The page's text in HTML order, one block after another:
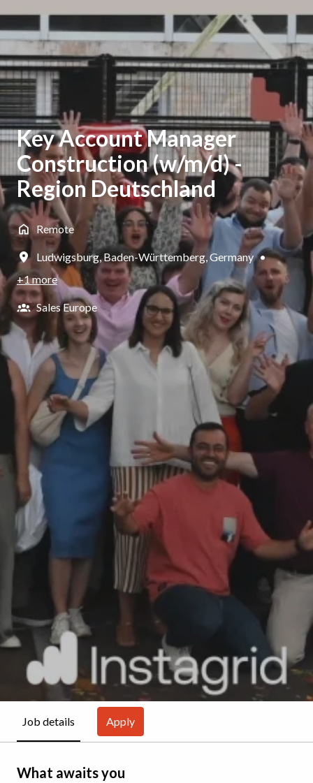
Key Account Manager
Construction (w/m/d) -
Region Deutschland
Remote
Ludwigsburg,Baden-Württemberg,Germany •
+1 more
Sales Europe
Job details Apply
What awaits you